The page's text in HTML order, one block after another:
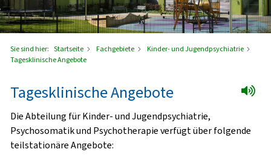
Sie sind hier: Startseite Fachgebiete
Kinder- und Jugendpsychiatrie
Tagesklinische Angebote
Tagesklinische Angebote
Die Abteilung für Kinder- und Jugendpsychiatrie,
Psychosomatik und Psychotherapie verfügt über folgende
teilstationäre Angebote: